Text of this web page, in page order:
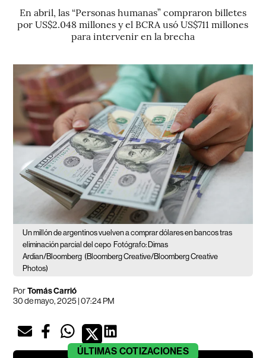
En abril, las “Personas humanas” compraron billetes
por US$2.048 millones y el BCRA usó US$711 millones
para intervenir en la brecha
Un millón de argentinos vuelven a comprar dólares en bancos tras
eliminación parcial del cepo Fotógrafo: Dimas
Ardian/Bloomberg (Bloomberg Creative/Bloomberg Creative
Photos)
PorTomás Carrió
30 de mayo, 2025 | 07:24 PM
ÚLTIMAS COTIZACIONES